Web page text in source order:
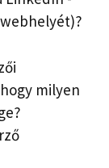
milyen